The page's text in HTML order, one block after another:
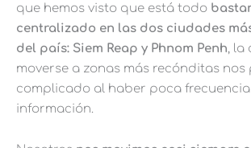
que hemos visto que está todo
centralizado en las dos ciudades
del país: Siem Reap y Phnom Penh, la
moverse a zonas más recónditas nos
complicado al haber poca
información.